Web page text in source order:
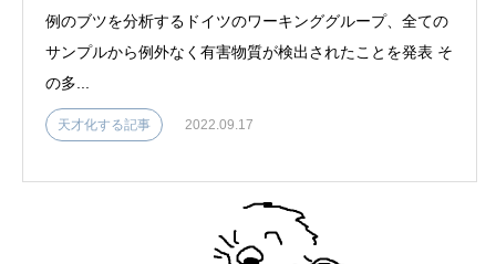
例のブツを分析するドイツのワーキンググループ、全ての
サンプルから例外なく有害物質が検出されたことを発表 そ
の多...
天才化する記事 2022.09.17